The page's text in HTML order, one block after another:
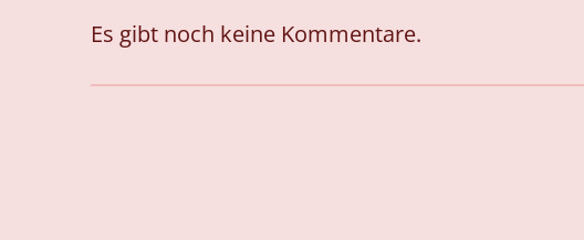
Es gibt noch keine Kommentare.